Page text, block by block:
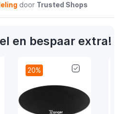
door Trusted Shops
en bespaar extra!
20%